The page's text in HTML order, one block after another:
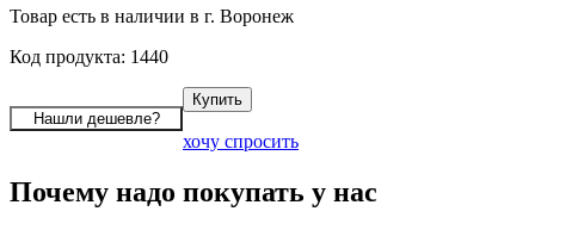
Товар есть в наличии в г. Воронеж
Код продукта: 1440
хочу спросить
Почему надо покупать у нас